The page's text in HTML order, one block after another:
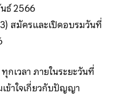
ธ์ 2566
สมัครและเปิดอบรมวันที่
เวลา ภายในระยะวันที่
ข้าใจเกี่ยวกับปัญญา